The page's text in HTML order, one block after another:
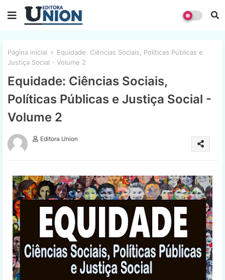
Página inicial
Equidade: Ciências Sociais, Políticas Públicas e
Justiça Social - Volume 2
Equidade: Ciências Sociais,
Políticas Públicas e Justiça Social -
Volume 2
Editora Union